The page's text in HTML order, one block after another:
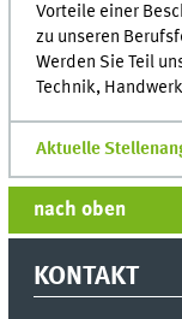
Vorteile einer
zu unseren
Werden Sie Teil
Technik,
Aktuelle
nach oben
KONTAKT